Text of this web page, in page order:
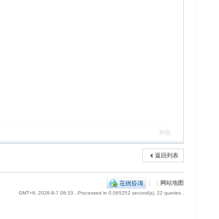
举报
返回列表
| | 网站地图
GMT+8, 2026-8-7 08:33 , Processed in 0.065252 second(s), 22 queries .